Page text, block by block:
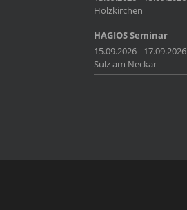
Holzkirchen
HAGIOS Seminar
15.09.2026 - 17.09.2026
Sulz am Neckar